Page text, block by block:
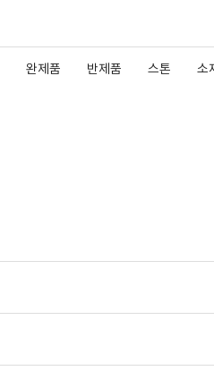
완제품 반제품 스톤 소